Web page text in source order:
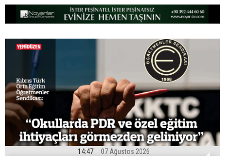
14:47 07 Ağustos 2026